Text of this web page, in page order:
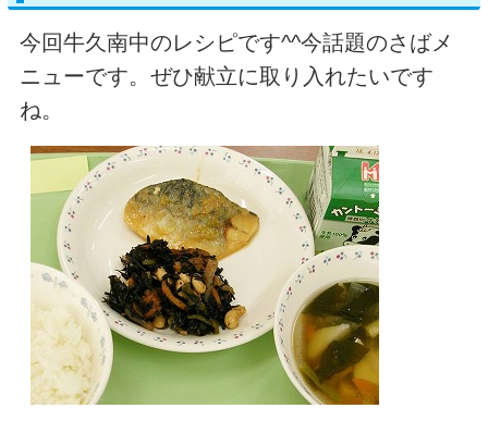
今回牛久南中のレシピです^^今話題のさばメ
ニューです。ぜひ献立に取り入れたいです
ね。